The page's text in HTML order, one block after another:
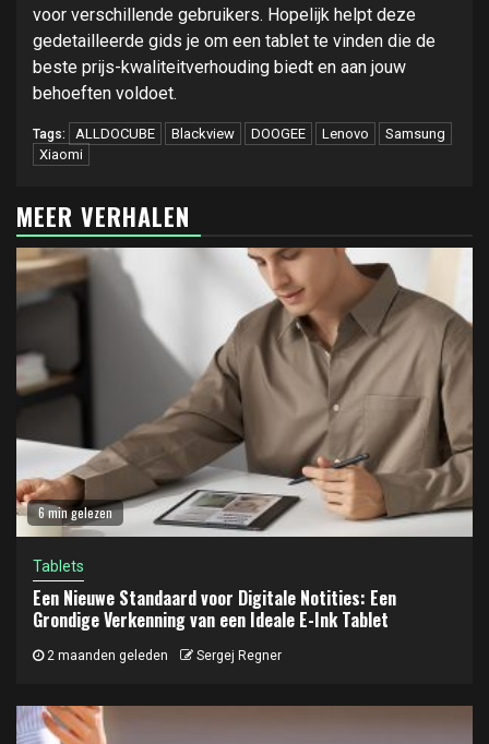
voor verschillende gebruikers. Hopelijk helpt deze
gedetailleerde gids je om een tablet te vinden die de
beste prijs-kwaliteitverhouding biedt en aan jouw
behoeften voldoet.
Tags: ALLDOCUBE Blackview DOOGEE Lenovo
Samsung
Xiaomi
MEER VERHALEN
6 min gelezen
Tablets
Een Nieuwe Standaard voor Digitale Notities: Een
Grondige Verkenning van een Ideale E-Ink Tablet
2 maanden geleden Sergej Regner